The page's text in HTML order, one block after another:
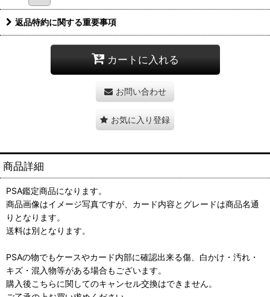
返品特約に関する重要事項
カートに入れる
お問い合わせ
お気に入り登録
商品詳細
PSA鑑定商品になります。
商品画像はイメージ写真ですが、カード内容とグレードは商品名通
りとなります。
送料は別となります。
PSAの物でもケースやカード内部に確認出来る傷、白かけ・汚れ・
キズ・混入物等がある場合もございます。
購入後こちらに関してのキャンセル交換はできません。